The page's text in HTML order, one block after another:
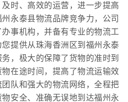
时、高效的运营，进一步提高
永泰县物流品牌竞争力，公司
事机构，并备有专业的物流工
提供从珠海香洲区到福州永泰
，极大的保障了货物的准时到
在途时间，提高了物流运输效
队和强大的物流网络，全程把
安全、准确无误地到达福州永